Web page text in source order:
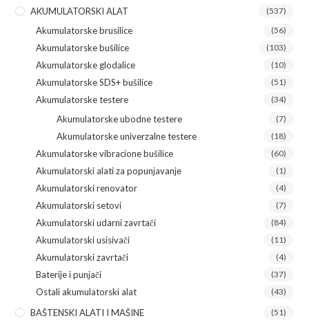
AKUMULATORSKI ALAT (537)
Akumulatorske brusilice (56)
Akumulatorske bušilice (103)
Akumulatorske glodalice (10)
Akumulatorske SDS+ bušilice (51)
Akumulatorske testere (34)
Akumulatorske ubodne testere (7)
Akumulatorske univerzalne testere (18)
Akumulatorske vibracione bušilice (60)
Akumulatorski alati za popunjavanje (1)
Akumulatorski renovator (4)
Akumulatorski setovi (7)
Akumulatorski udarni zavrtači (84)
Akumulatorski usisivači (11)
Akumulatorski zavrtači (4)
Baterije i punjači (37)
Ostali akumulatorski alat (43)
BAŠTENSKI ALATI I MAŠINE (51)